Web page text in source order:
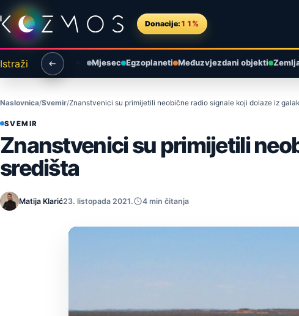
Preskoči na sadržaj
Donacije: 11%
Istraži Mjesec Egzoplaneti Međuzvjezdani objekti
Naslovnica Svemir Znanstvenici su primijetili neobične radio signale koji dolaze iz
SVEMIR
Znanstvenici su primijetili
središta
Matija Klarić23. listopada 2021. 4 min čitanja